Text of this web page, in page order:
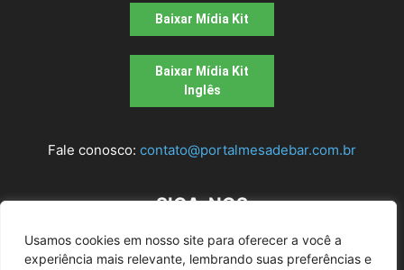
Usamos cookies em nosso site para oferecer a você a
experiência mais relevante, lembrando suas preferências e
Baixar Mídia Kit
Baixar Mídia Kit
Inglês
Fale conosco: contato@portalmesadebar.com.br
SIGA-NOS